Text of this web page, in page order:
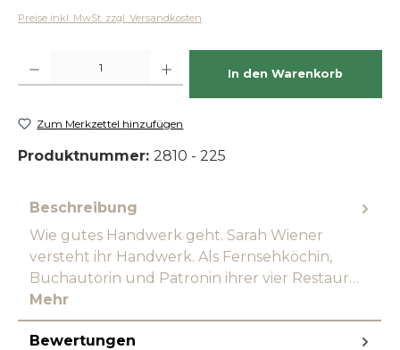
Preise inkl. MwSt. zzgl. Versandkosten
In den Warenkorb
Zum Merkzettel hinzufügen
Produktnummer: 2810 - 225
Beschreibung
Wie gutes Handwerk geht. Sarah Wiener
versteht ihr Handwerk. Als Fernsehköchin,
Buchautorin und Patronin ihrer vier Restaur…
Mehr
Bewertungen